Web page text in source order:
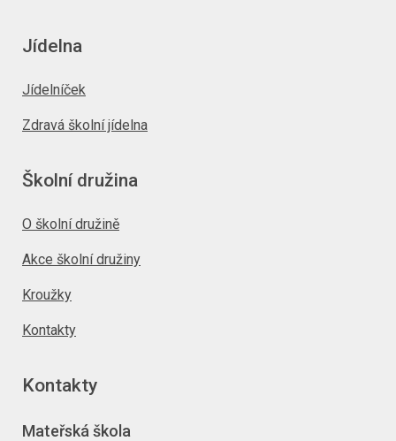
Jídelna
Jídelníček
Zdravá školní jídelna
Školní družina
O školní družině
Akce školní družiny
Kroužky
Kontakty
Kontakty
Mateřská škola